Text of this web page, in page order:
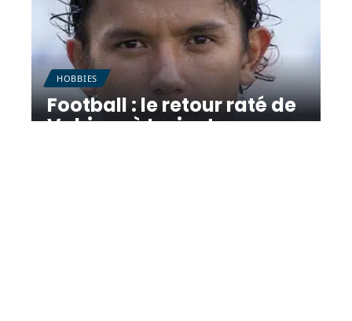
HOBBIES
Football : le retour raté de
Vahirua à Lorient